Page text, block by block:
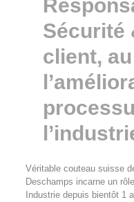
Sécurité
client,
Véritable couteau suisse
Deschamps incarne un
Industrie depuis bientôt 1